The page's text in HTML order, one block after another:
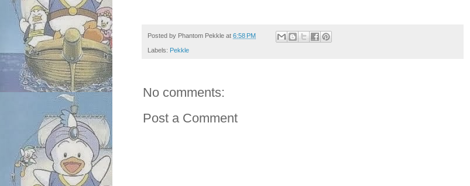
Posted by Phantom Pekkle at 6:58 PM
Labels: Pekkle
No comments:
Post a Comment